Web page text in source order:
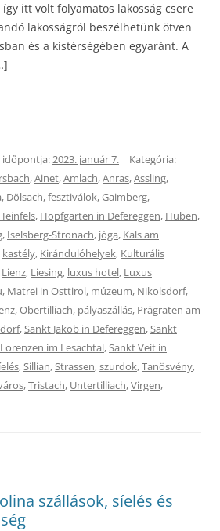
itt volt folyamatos lakosság csere
lakosságról beszélhetünk ötven
és a kistérségében egyaránt. A
időpontja:2023. január 7. | Kategória:
,Ainet,Amlach,Anras,Assling,
, Dölsach,fesztiválok,Gaimberg,
, Hopfgarten in Defereggen, Huben,
, Iselsberg-Stronach, jóga, Kals am
kastély, Kirándulóhelyek, Kulturális
Lienz, Liesing, luxus hotel, Luxus
, Matrei in Osttirol, múzeum, Nikolsdorf,
,Obertilliach, pályaszállás, Prägraten am
,Sankt Jakob in Defereggen,Sankt
im Lesachtal,Sankt Veit in
,Sillian,Strassen,szurdok,Tanösvény,
,Tristach, Untertilliach,Virgen,
szállások, síelés és